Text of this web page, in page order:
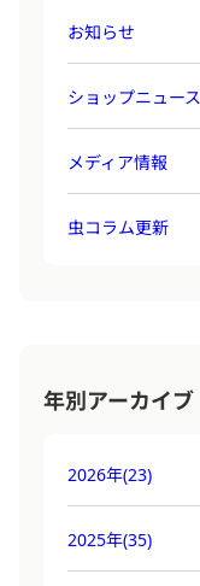
お知らせ
ショップニュース
メディア情報
虫コラム更新
年別アーカイブ
2026年(23)
2025年(35)